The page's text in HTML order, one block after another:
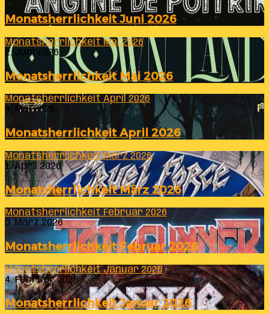
Monatsherrlichkeit Juni 2026
Monatsherrlichkeit Mai 2026
2. Juni 2026
Monatsherrlichkeit Mai 2026
Monatsherrlichkeit April 2026
4. Mai 2026
Monatsherrlichkeit April 2026
Monatsherrlichkeit März 2026
1. April 2026
Monatsherrlichkeit März 2026
Monatsherrlichkeit Februar 2026
3. März 2026
Monatsherrlichkeit Februar 2026
Monatsherrlichkeit Januar 2026
4. Februar 2026
Monatsherrlichkeit Januar 2026